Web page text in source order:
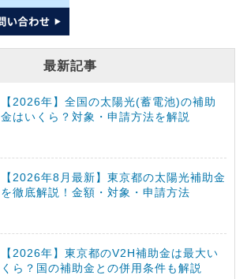
最新記事
【2026年】全国の太陽光(蓄電池)の補助
金はいくら？対象・申請方法を解説
【2026年8月最新】東京都の太陽光補助金
を徹底解説！金額・対象・申請方法
【2026年】東京都のV2H補助金は最大い
くら？国の補助金との併用条件も解説